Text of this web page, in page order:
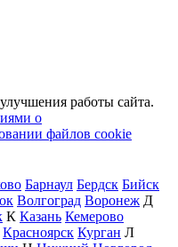
работы сайта.
о
файлов cookie
Барнаул Бердск Бийск
Волгоград Воронеж Д
К Казань Кемерово
Красноярск Курган Л